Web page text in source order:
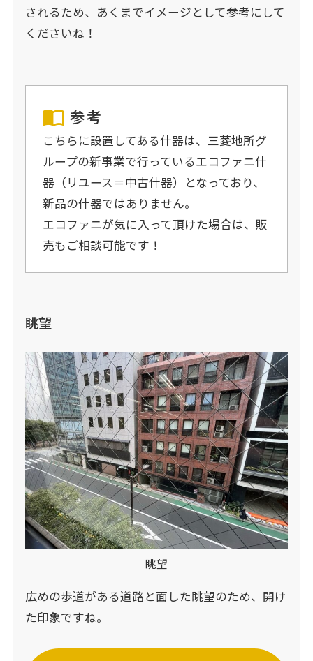
されるため、あくまでイメージとして参考にして
くださいね！
参考
こちらに設置してある什器は、三菱地所グ
ループの新事業で行っているエコファニ什
器（リユース＝中古什器）となっており、
新品の什器ではありません。
エコファニが気に入って頂けた場合は、販
売もご相談可能です！
眺望
眺望
広めの歩道がある道路と面した眺望のため、開け
た印象ですね。